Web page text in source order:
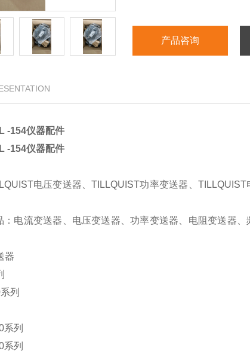
产品咨询
-154仪器配件
-154仪器配件
电压变送器、TILLQUIST功率变送器、
流变送器、电压变送器、功率变送器、电阻变送器、
器
列
列
列